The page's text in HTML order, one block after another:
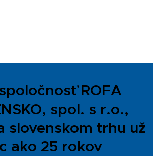
ROFA
spol. s r.o.,
slovenskom trhu už
ako 25 rokov